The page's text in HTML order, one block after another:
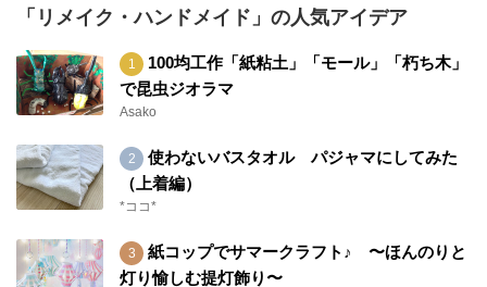
「リメイク・ハンドメイド」の人気アイデア
100均工作「紙粘土」「モール」「朽ち木」
で昆虫ジオラマ
Asako
使わないバスタオル パジャマにしてみた
（上着編）
*ココ*
紙コップでサマークラフト♪ 〜ほんのりと
灯り愉しむ提灯飾り〜